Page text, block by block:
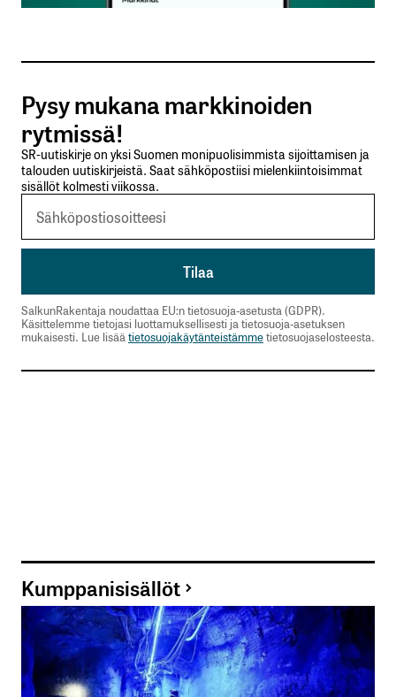
Tilaa SalkunRakentajan uutiskirje
Lähetä kommentti
Pysy mukana markkinoiden
rytmissä!
SR-uutiskirje on yksi Suomen monipuolisimmista sijoittamisen ja
talouden uutiskirjeistä. Saat sähköpostiisi mielenkiintoisimmat
sisällöt kolmesti viikossa.
SalkunRakentaja noudattaa EU:n tietosuoja-asetusta (GDPR).
Käsittelemme tietojasi luottamuksellisesti ja tietosuoja-asetuksen
mukaisesti. Lue lisää tietosuojakäytänteistämmetietosuojaselosteesta.
Kumppanisisällöt